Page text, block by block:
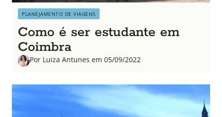
PLANEJAMENTO DE VIAGENS
Como é ser estudante em
Coimbra
Por Luiza Antunes em 05/09/2022